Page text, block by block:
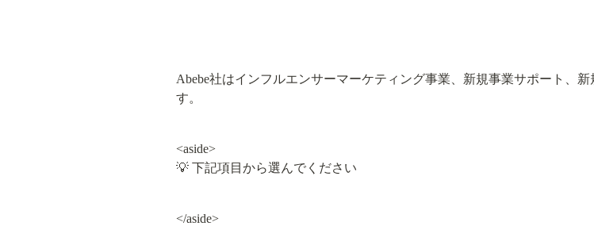
Abebe社はインフルエンサーマーケティング事業、新規事業サポート、
す。
<aside>
💡 下記項目から選んでください
</aside>